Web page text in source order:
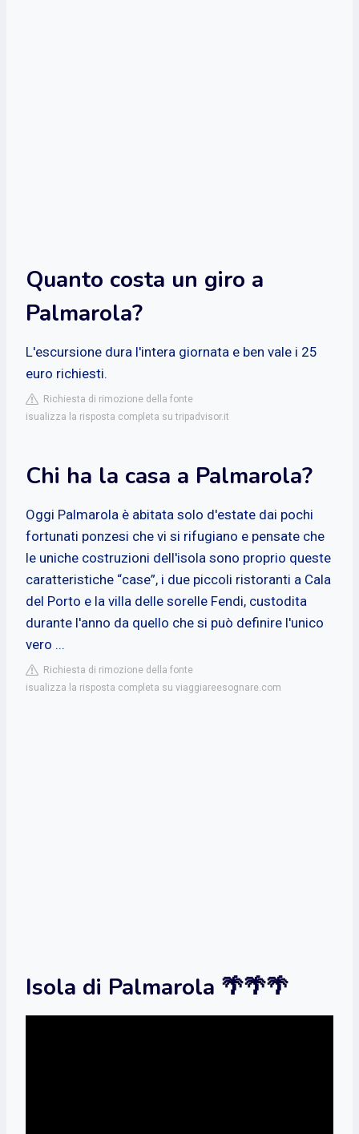
Quanto costa un giro a
Palmarola?
L'escursione dura l'intera giornata e ben vale i 25
euro richiesti.
Richiesta di rimozione della fonte
isualizza la risposta completa su tripadvisor.it
Chi ha la casa a Palmarola?
Oggi Palmarola è abitata solo d'estate dai pochi
fortunati ponzesi che vi si rifugiano e pensate che
le uniche costruzioni dell'isola sono proprio queste
caratteristiche “case”, i due piccoli ristoranti a Cala
del Porto e la villa delle sorelle Fendi, custodita
durante l'anno da quello che si può definire l'unico
vero ...
Richiesta di rimozione della fonte
isualizza la risposta completa su viaggiareesognare.com
Isola di Palmarola 🌴🌴🌴